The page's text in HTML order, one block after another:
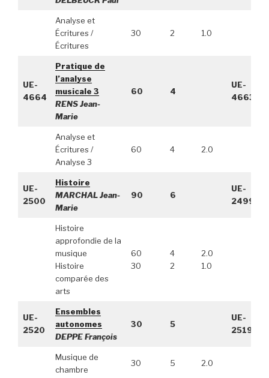
Analyse et
Écritures /
Écritures
30 2 1.0
UE-
4664
Pratique de
l’analyse
musicale 3
RENS Jean-
Marie
60 4
UE-
4663
Analyse et
Écritures /
Analyse 3
60 4 2.0
UE-
2500
Histoire
MARCHAL Jean-
Marie
90 6
UE-
2499
Histoire
approfondie de la
musique
Histoire
comparée des
arts
60
30
4
2
2.0
1.0
UE-
2520
Ensembles
autonomes
DEPPE François
30 5
UE-
2519
Musique de
chambre
30 5 2.0